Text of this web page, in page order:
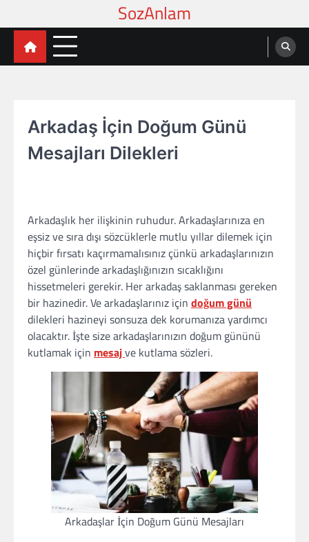
to
content
Arkadaş İçin Doğum Günü
Mesajları Dilekleri
Arkadaşlık her ilişkinin ruhudur. Arkadaşlarınıza en
eşsiz ve sıra dışı sözcüklerle mutlu yıllar dilemek için
hiçbir fırsatı kaçırmamalısınız çünkü arkadaşlarınızın
özel günlerinde arkadaşlığınızın sıcaklığını
hissetmeleri gerekir. Her arkadaş saklanması gereken
bir hazinedir. Ve arkadaşlarınız için doğum günü
dilekleri hazineyi sonsuza dek korumanıza yardımcı
olacaktır. İşte size arkadaşlarınızın doğum gününü
kutlamak için mesajve kutlama sözleri.
Arkadaşlar İçin Doğum Günü Mesajları